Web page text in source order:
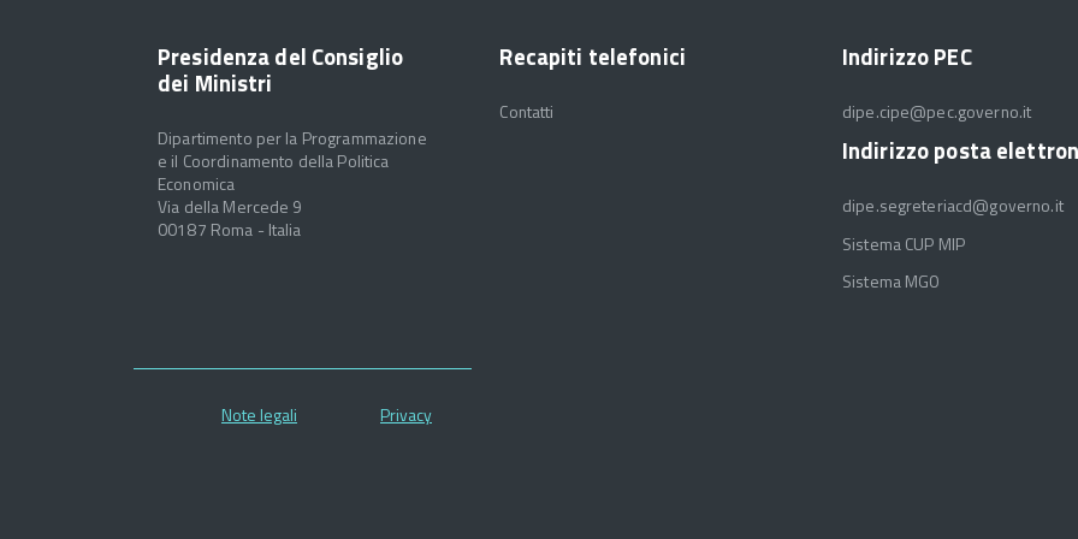
Presidenza del Consiglio
dei Ministri
Dipartimento per la Programmazione
e il Coordinamento della Politica
Economica
Via della Mercede 9
00187 Roma - Italia
Recapiti telefonici
Contatti
Indirizzo PEC
dipe.cipe@pec.governo.it
Indirizzo posta
dipe.segreteriacd@governo.it
Sistema CUP MIP
Sistema MGO
Note legali Privacy